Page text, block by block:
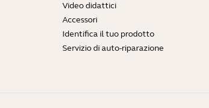
Video didattici
Accessori
Identifica il tuo prodotto
Servizio di auto-riparazione